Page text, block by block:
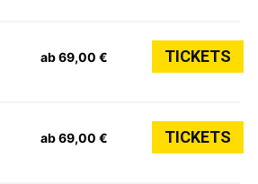
ab 69,00 € TICKETS
ab 69,00 € TICKETS